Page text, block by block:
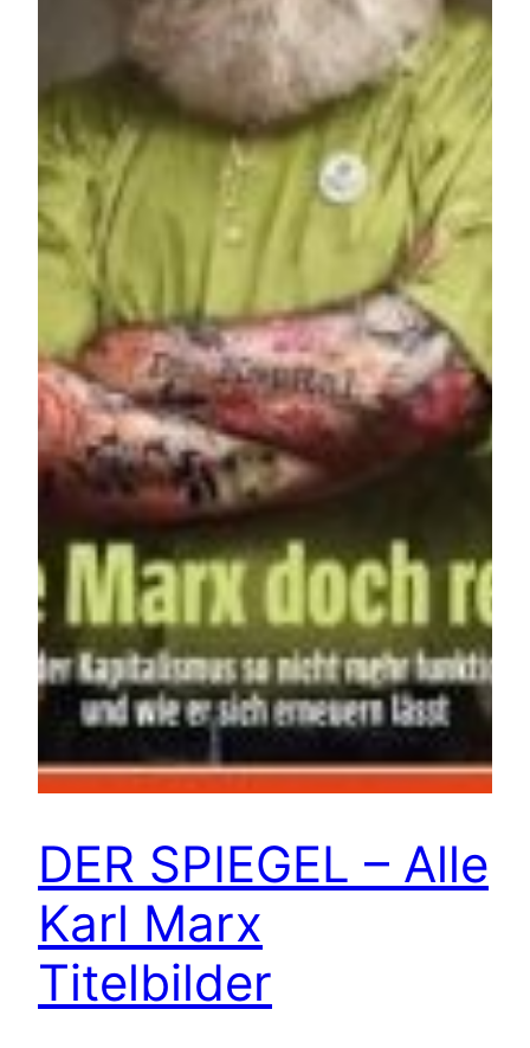
DER SPIEGEL – Alle
Karl Marx
Titelbilder